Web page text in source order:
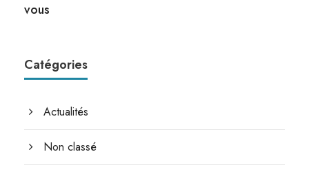
vous
Catégories
Actualités
Non classé